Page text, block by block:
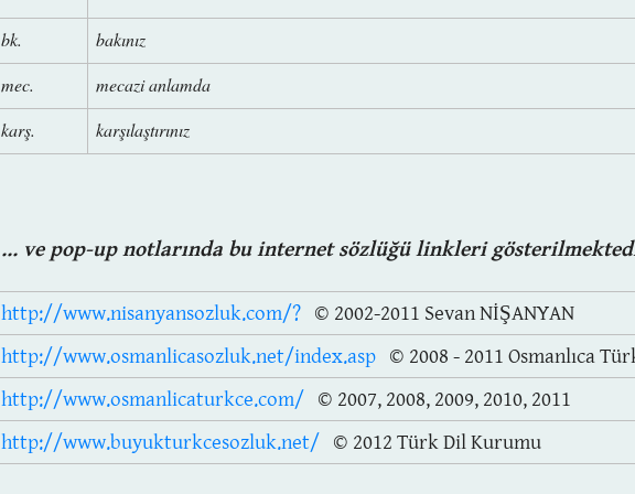
bk.
bakınız
mec.
mecazi anlamda
karş.
karşılaştırınız
... ve pop-up notlarında bu internet sözlüğü linkleri
http://www.nisanyansozluk.com/? © 2002-2011 Sevan NİŞANYAN
http://www.osmanlicasozluk.net/index.asp © 2008 - 2011 Osmanlıca
http://www.osmanlicaturkce.com/
© 2007, 2008, 2009, 2010, 2011
http://www.buyukturkcesozluk.net/
© 2012 Türk Dil Kurumu